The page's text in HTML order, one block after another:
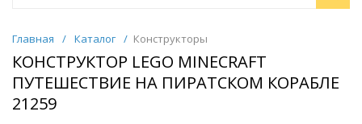
Главная / Каталог / Конструкторы
КОНСТРУКТОР LEGO MINECRAFT
ПУТЕШЕСТВИЕ НА ПИРАТСКОМ КОРАБЛЕ
21259